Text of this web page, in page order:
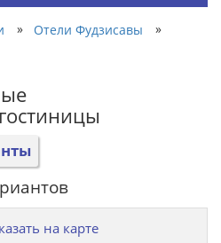
» Отели Фудзисавы
»
на карте